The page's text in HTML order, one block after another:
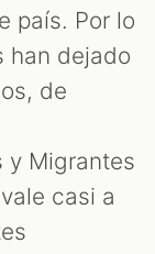
país. Por lo
han dejado
de
y Migrantes
casi a